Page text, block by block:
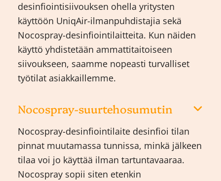
desinfiointisiivouksen ohella yritysten
käyttöön UniqAir-ilmanpuhdistajia sekä
Nocospray-desinfiointilaitteita. Kun näiden
käyttö yhdistetään ammattitaitoiseen
siivoukseen, saamme nopeasti turvalliset
työtilat asiakkaillemme.
Nocospray-suurtehosumutin
Nocospray-desinfiointilaite desinfioi tilan
pinnat muutamassa tunnissa, minkä jälkeen
tilaa voi jo käyttää ilman tartuntavaaraa.
Nocospray sopii siten etenkin